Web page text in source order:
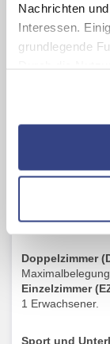
Nachrichten
Interessen.
grundlegende
zusätzliche
nutzen und uns
ermöglichen,
Mit Klick auf
Verwendung
Webseiten zu.
Ausstattung
Doppelzimmer/
27 m², alle mit
Doppelzimmer
Einzelzimmer
1 Erwachsener.
Sport und